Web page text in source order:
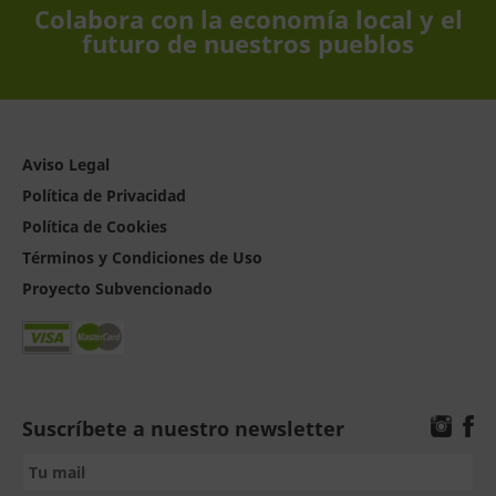
Colabora con la economía local y el
futuro de nuestros pueblos
Aviso Legal
Política de Privacidad
Política de Cookies
Términos y Condiciones de Uso
Proyecto Subvencionado
Suscríbete a nuestro newsletter